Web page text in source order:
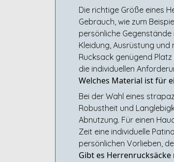
Die richtige Größe eines
Gebrauch, wie zum
persönliche
Kleidung, Ausrüstung
Rucksack genügend
die individuellen
Welches Material ist für
Bei der Wahl eines
Robustheit und
Abnutzung. Für einen
Zeit eine individuelle
persönlichen Vorlieben,
Gibt es